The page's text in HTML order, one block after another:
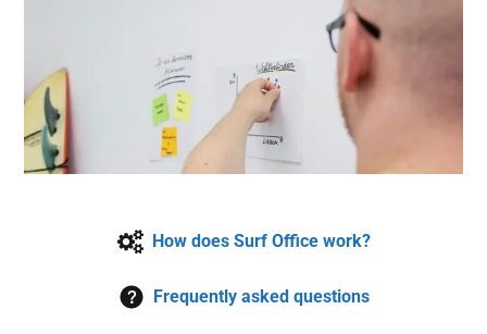
How does Surf Office work?
Frequently asked questions